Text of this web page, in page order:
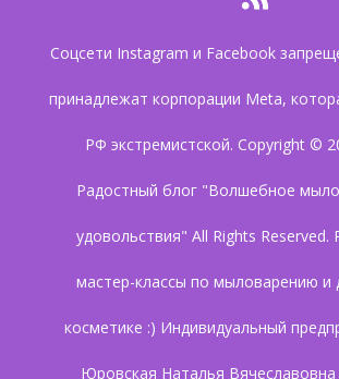
Соцсети Instagram и Facebook
принадлежат корпорации Meta,
РФ экстремистской. Copyright ©
Радостный блог "Волшебное
удовольствия" All Rights Reserved.
мастер-классы по мыловарению и
косметике :) Индивидуальный
Юровская Наталья